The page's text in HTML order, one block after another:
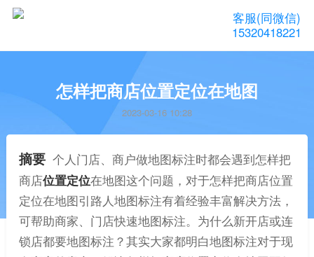
客服(同微信)
15320418221
怎样把商店位置定位在地图
2023-03-16 10:28
摘要 个人门店、商户做地图标注时都会遇到怎样把
商店位置定位在地图这个问题，对于怎样把商店位置
定位在地图引路人地图标注有着经验丰富解决方法，
可帮助商家、门店快速地图标注。为什么新开店或连
锁店都要地图标注？其实大家都明白地图标注对于现